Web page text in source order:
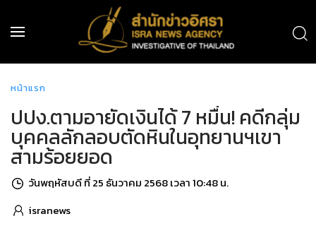
หน้าแรก
ปปง.ตามอายัดเงินได้ 7 หมื่น! คดีกลุ่ม
บุคคลลักลอบตัดหินในอุทยานฯเขา
สามร้อยยอด
วันพฤหัสบดี ที่ 25 ธันวาคม 2568 เวลา 10:48 น.
isranews